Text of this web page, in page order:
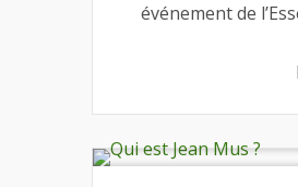
événement de